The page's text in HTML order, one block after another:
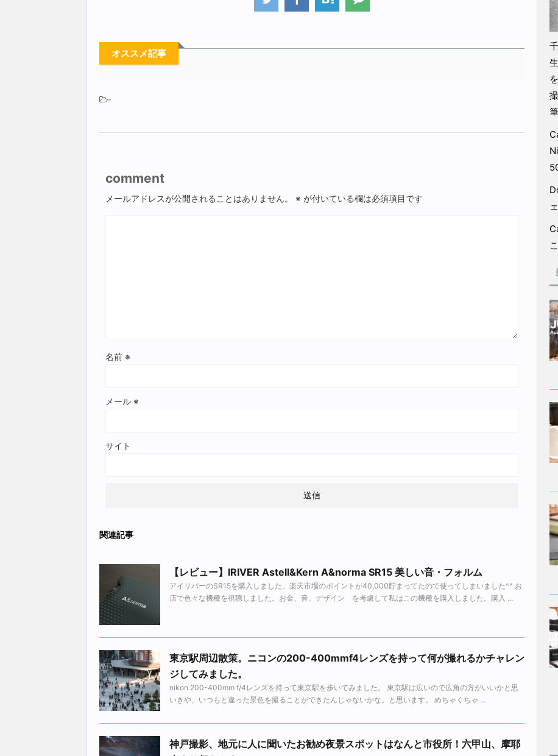
オススメ記事
-
comment
メールアドレスが公開されることはありません。 ※ が付いている欄は必須項目です
名前 ※
メール ※
サイト
関連記事
【レビュー】IRIVER Astell&Kern A&norma SR15 美しい音・フォルム
アイリバーのSR15を購入しました。楽天市場のポイントが40,000貯まってたので使ってしまいました^^ お
店で色々な機種を視聴しました。お金、音、デザイン を考慮して私はこの機種を購入しました。購入 ...
東京駅周辺散策。ニコンの200-400mmf4レンズを持って何が撮れるかチャレン
ジしてみました。
nikon 200-400mm f/4レンズを持って東京駅を歩いてみました。 東京駅は広いので広角の方がいいかと思
いきや、いつもと違った景色を撮ることができたんじゃないかな。と思います。 めちゃくちゃ ...
神戸撮影、地元に人に聞いたお勧め夜景スポットはなんと市役所！六甲山、摩耶